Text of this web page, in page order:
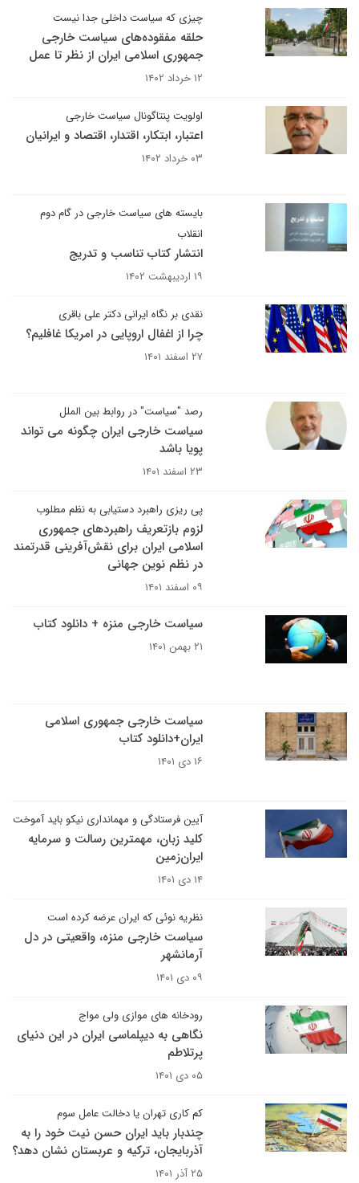
چیزی که سیاست داخلی جدا نیست
حلقه مفقوده‌های سیاست خارجی
جمهوری اسلامی ایران از نظر تا عمل
۱۲ خرداد ۱۴۰۲
اولویت پنتاگونال سیاست خارجی
اعتبار، ابتکار، اقتدار، اقتصاد و ایرانیان
۰۳ خرداد ۱۴۰۲
بایسته های سیاست خارجی در گام دوم
انقلاب
انتشار کتاب تناسب و تدریج
۱۹ اردیبهشت ۱۴۰۲
نقدی بر نگاه ایرانی دکتر علی باقری
چرا از اغفال اروپایی در امریکا غافلیم؟
۲۷ اسفند ۱۴۰۱
رصد "سیاست" در روابط بین الملل
سیاست خارجی ایران چگونه می تواند
پویا باشد
۲۳ اسفند ۱۴۰۱
پی ریزی راهبرد دستیابی به نظم مطلوب
لزوم بازتعریف راهبردهای جمهوری
اسلامی ایران برای نقش‌آفرینی قدرتمند
در نظم نوین جهانی
۰۹ اسفند ۱۴۰۱
سیاست خارجی منزه + دانلود کتاب
۲۱ بهمن ۱۴۰۱
سیاست خارجی جمهوری اسلامی
ایران+دانلود کتاب
۱۶ دی ۱۴۰۱
آیین فرستادگی و مهمانداری نیکو باید آموخت
کلید زبان، مهمترین رسالت و سرمایه
ایران‌زمین
۱۴ دی ۱۴۰۱
نظریه نوئی که ایران عرضه کرده است
سیاست خارجی منزه، واقعیتی در دل
آرمانشهر
۰۹ دی ۱۴۰۱
رودخانه های موازی ولی مواج
نگاهی به دیپلماسی ایران در این دنیای
پرتلاطم
۰۵ دی ۱۴۰۱
کم کاری تهران یا دخالت عامل سوم
چندبار باید ایران حسن نیت خود را به
آذربایجان، ترکیه و عربستان نشان دهد؟
۲۵ آذر ۱۴۰۱